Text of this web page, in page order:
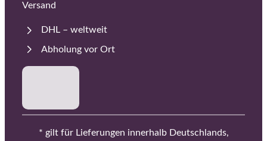
Versand
DHL – weltweit
Abholung vor Ort
* gilt für Lieferungen innerhalb Deutschlands,